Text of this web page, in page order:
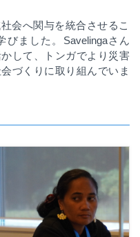
会へ関与を統合させるこ
びました。 Savelingaさん
して、トンガでより災害
づくりに取り組んでいま